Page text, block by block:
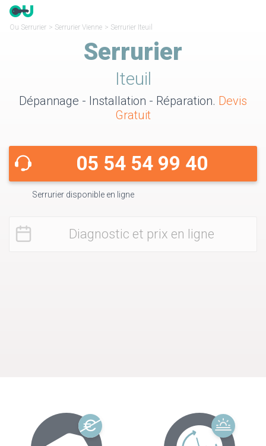
Ou Serrurier > Serrurier Vienne > Serrurier Iteuil
Serrurier
Iteuil
Dépannage - Installation - Réparation. Devis
Gratuit
05 54 54 99 40
Serrurier disponible en ligne
Diagnostic et prix en ligne